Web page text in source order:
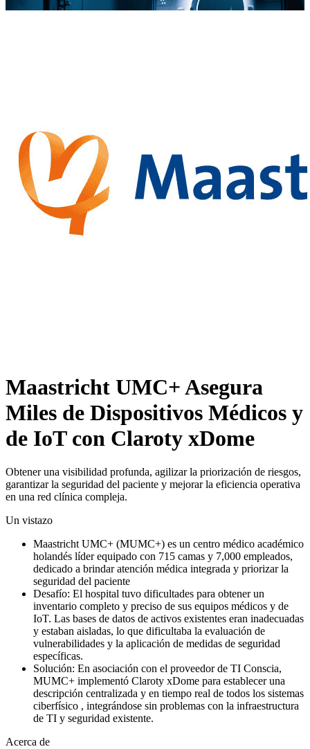
Maastricht UMC+ Asegura
Miles de Dispositivos Médicos y
de IoT con Claroty xDome
Obtener una visibilidad profunda, agilizar la priorización de riesgos,
garantizar la seguridad del paciente y mejorar la eficiencia operativa
en una red clínica compleja.
Un vistazo
Maastricht UMC+ (MUMC+) es un centro médico académico
holandés líder equipado con 715 camas y 7,000 empleados,
dedicado a brindar atención médica integrada y priorizar la
seguridad del paciente
Desafío: El hospital tuvo dificultades para obtener un
inventario completo y preciso de sus equipos médicos y de
IoT. Las bases de datos de activos existentes eran inadecuadas
y estaban aisladas, lo que dificultaba la evaluación de
vulnerabilidades y la aplicación de medidas de seguridad
específicas.
Solución: En asociación con el proveedor de TI Conscia,
MUMC+ implementó Claroty xDome para establecer una
descripción centralizada y en tiempo real de todos los sistemas
ciberfísico , integrándose sin problemas con la infraestructura
de TI y seguridad existente.
Acerca de